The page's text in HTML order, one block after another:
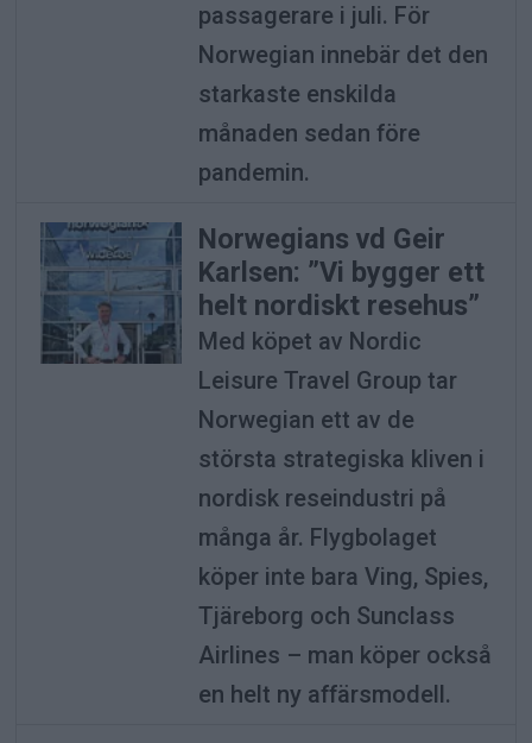
passagerare i juli. För
Norwegian innebär det den
starkaste enskilda
månaden sedan före
pandemin.
Norwegians vd Geir
Karlsen: ”Vi bygger ett
helt nordiskt resehus”
Med köpet av Nordic
Leisure Travel Group tar
Norwegian ett av de
största strategiska kliven i
nordisk reseindustri på
många år. Flygbolaget
köper inte bara Ving, Spies,
Tjäreborg och Sunclass
Airlines – man köper också
en helt ny affärsmodell.